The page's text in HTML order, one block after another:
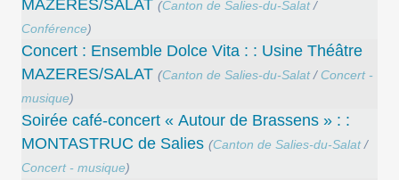
MAZERES/SALAT (Canton de Salies-du-Salat/
Conférence)
Concert : Ensemble Dolce Vita : : Usine Théâtre
MAZERES/SALAT (Canton de Salies-du-Salat/ Concert -
musique)
Soirée café-concert « Autour de Brassens » : :
MONTASTRUC de Salies (Canton de Salies-du-Salat/
Concert - musique)